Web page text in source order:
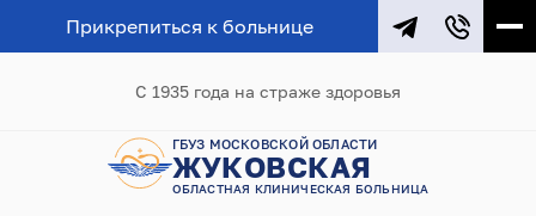
Прикрепиться к больнице
С 1935 года на страже здоровья
ГБУЗ МОСКОВСКОЙ ОБЛАСТИ
ЖУКОВСКАЯ
ОБЛАСТНАЯ КЛИНИЧЕСКАЯ БОЛЬНИЦА